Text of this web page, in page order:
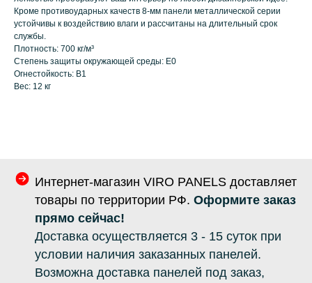
Кроме противоударных качеств 8-мм панели металлической серии
устойчивы к воздействию влаги и рассчитаны на длительный срок
службы.
Плотность: 700 кг/м³
Степень защиты окружающей среды: E0
Огнестойкость: B1
Вес: 12 кг
Интернет-магазин VIRO PANELS доставляет
товары по территории РФ. Оформите заказ
прямо сейчас!
Доставка осуществляется 3 - 15 суток при
условии наличия заказанных панелей.
Возможна доставка панелей под заказ,